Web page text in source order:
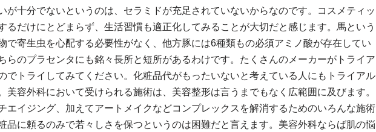
が十分でないというのは、セラミドが充足されていないからなのです。コスメティッ
るだけにとどまらず、生活習慣も適正化してみることが大切だと感じます。馬という
で寄生虫を心配する必要性がなく、他方豚には6種類もの必須アミノ酸が存在してい
らのプラセンタにも銘々長所と短所があるわけです。たくさんのメーカーがトライア
でトライしてみてください。化粧品代がもったいないと考えている人にもトライアル
美容外科において受けられる施術は、美容整形は言うまでもなく広範囲に及びます。
エイジング、加えてアートメイクなどコンプレックスを解消するためのいろんな施術
品に頼るのみで若々しさを保つというのは困難だと言えます。美容外科ならば肌の悩